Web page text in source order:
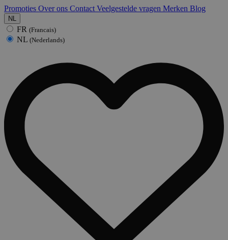
Promoties Over ons Contact Veelgestelde vragen Merken Blog
NL
FR (Francais)
NL (Nederlands)